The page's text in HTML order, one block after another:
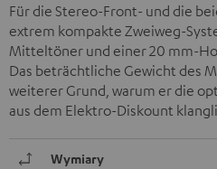
Für die Stereo-Front- und die
extrem kompakte Zweiweg-
Mitteltöner und einer 20 mm-
Das beträchtliche Gewicht des
weiterer Grund, warum er die
aus dem Elektro-Diskount
Wymiary